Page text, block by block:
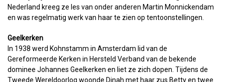
Nederland kreeg ze les van onder anderen Martin Monnickendam
en was regelmatig werk van haar te zien op tentoonstellingen.
Geelkerken
In 1938 werd Kohnstamm in Amsterdam lid van de
Gereformeerde Kerken in Hersteld Verband van de bekende
dominee Johannes Geelkerken en liet ze zich dopen. Tijdens de
Tweede Wereldoorlog woonde Dinah met haar zus Betty en twee